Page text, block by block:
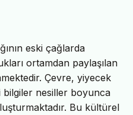
eski çağlarda
ortamdan paylaşılan
Çevre, yiyecek
bilgiler nesiller boyunca
Bu kültürel